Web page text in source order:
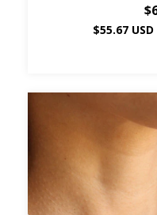
$55.67 USD